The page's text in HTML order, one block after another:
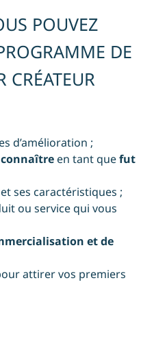
POUVEZ
DE
CRÉATEUR
d’amélioration ;
en tant que
et ses caractéristiques ;
ou service qui vous
et de
attirer vos premiers